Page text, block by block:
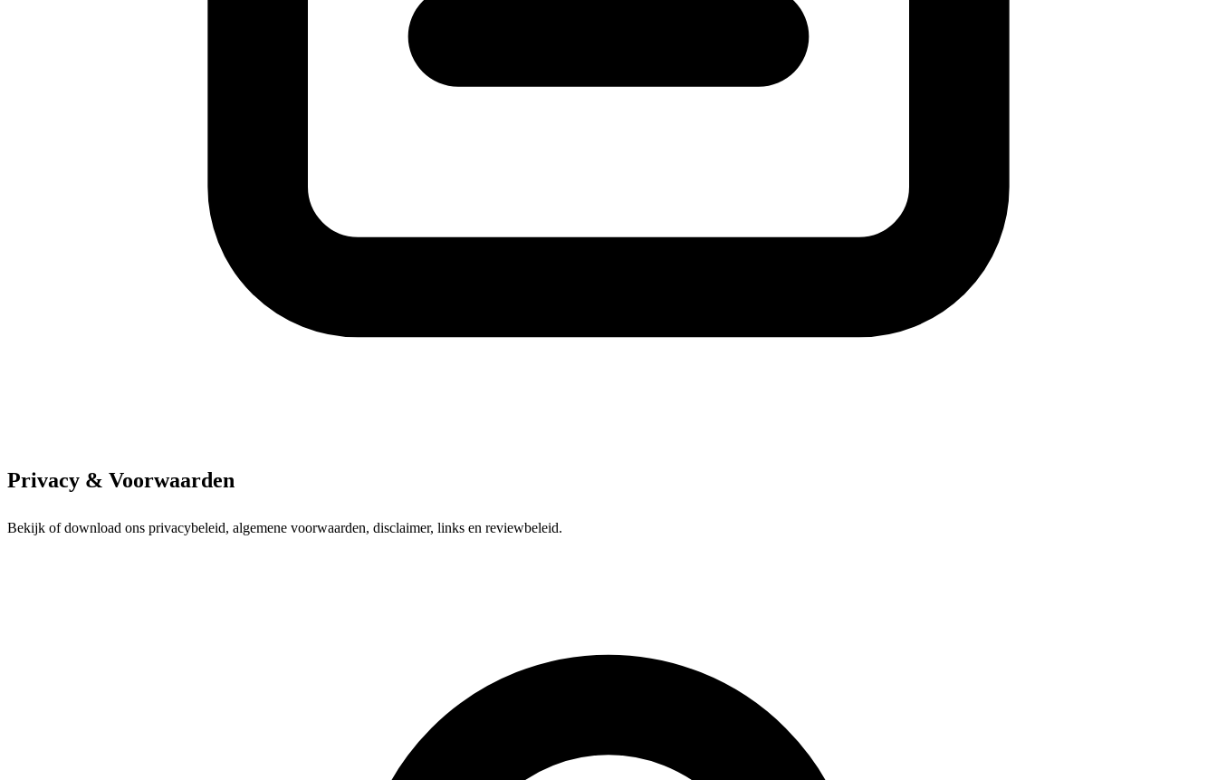
Privacy & Voorwaarden
Bekijk of download ons privacybeleid, algemene voorwaarden, disclaimer, links en reviewbeleid.